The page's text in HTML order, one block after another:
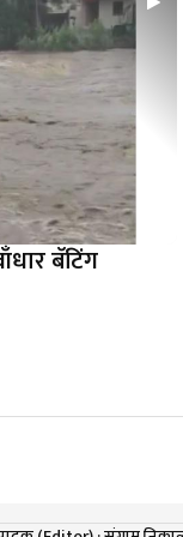
बॅटिंग